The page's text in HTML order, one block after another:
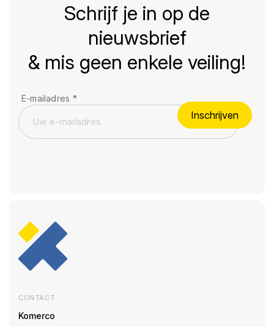
Schrijf je in op de
nieuwsbrief
& mis geen enkele veiling!
E-mailadres *
Inschrijven
CONTACT
Komerco